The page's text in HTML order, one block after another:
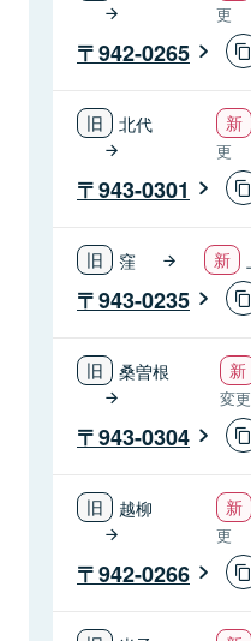
更
942-0265
北代
更
943-0301
窪
943-0235
桑曽根
変更
943-0304
越柳
更
942-0266